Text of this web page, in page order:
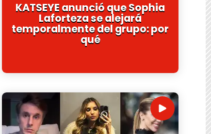
KATSEYE anunció que Sophia
Laforteza se alejará
temporalmente del grupo: por
qué